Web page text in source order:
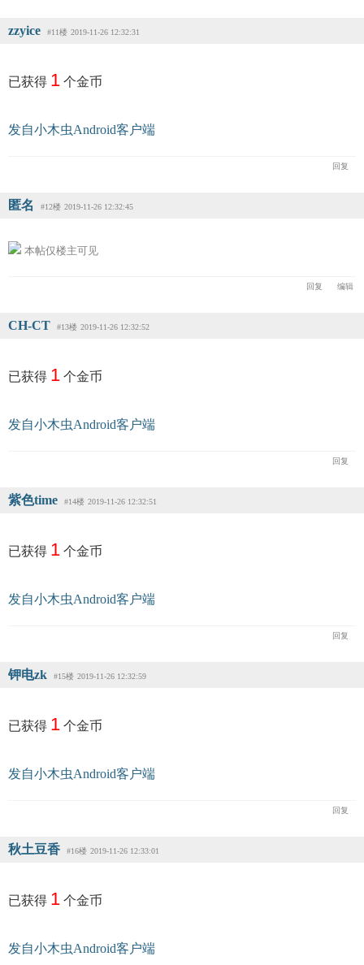
zzyice #11楼 2019-11-26 12:32:31
已获得 1 个金币
发自小木虫Android客户端
回复
匿名 #12楼 2019-11-26 12:32:45
本帖仅楼主可见
回复 编辑
CH-CT #13楼 2019-11-26 12:32:52
已获得 1 个金币
发自小木虫Android客户端
回复
紫色time #14楼 2019-11-26 12:32:51
已获得 1 个金币
发自小木虫Android客户端
回复
钾电zk #15楼 2019-11-26 12:32:59
已获得 1 个金币
发自小木虫Android客户端
回复
秋土豆香 #16楼 2019-11-26 12:33:01
已获得 1 个金币
发自小木虫Android客户端